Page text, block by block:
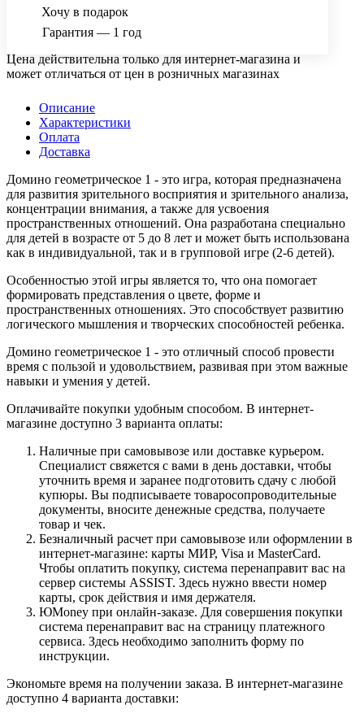
Хочу в подарок
Гарантия — 1 год
Цена действительна только для интернет-магазина и
может отличаться от цен в розничных магазинах
Описание
Характеристики
Оплата
Доставка
Домино геометрическое 1 - это игра, которая предназначена
для развития зрительного восприятия и зрительного анализа,
концентрации внимания, а также для усвоения
пространственных отношений. Она разработана специально
для детей в возрасте от 5 до 8 лет и может быть использована
как в индивидуальной, так и в групповой игре (2-6 детей).
Особенностью этой игры является то, что она помогает
формировать представления о цвете, форме и
пространственных отношениях. Это способствует развитию
логического мышления и творческих способностей ребенка.
Домино геометрическое 1 - это отличный способ провести
время с пользой и удовольствием, развивая при этом важные
навыки и умения у детей.
Оплачивайте покупки удобным способом. В интернет-
магазине доступно 3 варианта оплаты:
Наличные при самовывозе или доставке курьером.
Специалист свяжется с вами в день доставки, чтобы
уточнить время и заранее подготовить сдачу с любой
купюры. Вы подписываете товаросопроводительные
документы, вносите денежные средства, получаете
товар и чек.
Безналичный расчет при самовывозе или оформлении в
интернет-магазине: карты МИР, Visa и MasterCard.
Чтобы оплатить покупку, система перенаправит вас на
сервер системы ASSIST. Здесь нужно ввести номер
карты, срок действия и имя держателя.
ЮMoney при онлайн-заказе. Для совершения покупки
система перенаправит вас на страницу платежного
сервиса. Здесь необходимо заполнить форму по
инструкции.
Экономьте время на получении заказа. В интернет-магазине
доступно 4 варианта доставки: